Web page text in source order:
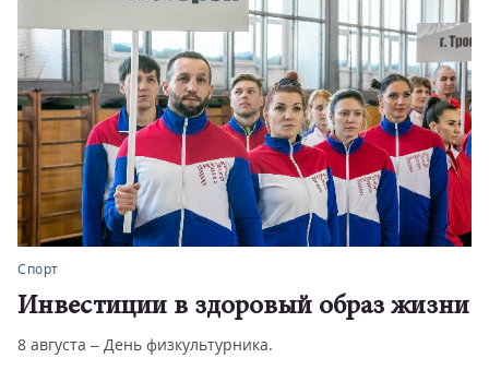
Спорт
Инвестиции в здоровый образ жизни
8 августа – День физкультурника.